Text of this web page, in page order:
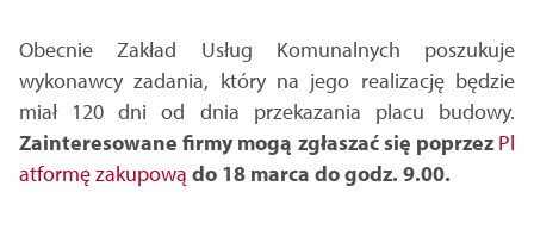
Obecnie Zakład Usług Komunalnych poszukuje
wykonawcy zadania, który na jego realizację będzie
miał 120 dni od dnia przekazania placu budowy.
Zainteresowane firmy mogą zgłaszać się poprzez Pl
atformę zakupową do 18 marca do godz. 9.00.